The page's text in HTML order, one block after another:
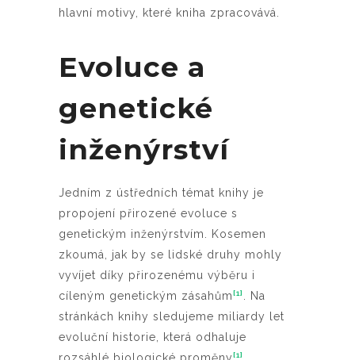
hlavní motivy, které kniha zpracovává.
Evoluce a
genetické
inženýrství
Jedním z ústředních témat knihy je
propojení přirozené evoluce s
genetickým inženýrstvím. Kosemen
zkoumá, jak by se lidské druhy mohly
vyvíjet díky přirozenému výběru i
cíleným genetickým zásahům[1]
. Na
stránkách knihy sledujeme miliardy let
evoluční historie, která odhaluje
[1]